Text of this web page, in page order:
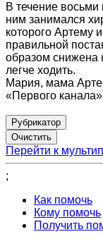
В течение восьми
ним занимался
которого Артему
правильной
образом снижена
легче ходить.
Мария, мама
«Первого
Рубрикатор
Перейти к
;
Как помочь
Кому помочь
Получить